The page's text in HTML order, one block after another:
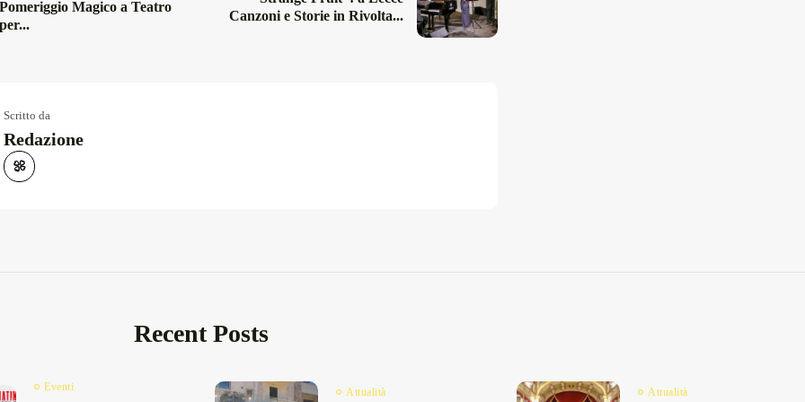
Pomeriggio Magico a Teatro
per...
Canzoni e Storie in Rivolta...
Scritto da
Redazione
Recent Posts
Eventi Attualità Attualità